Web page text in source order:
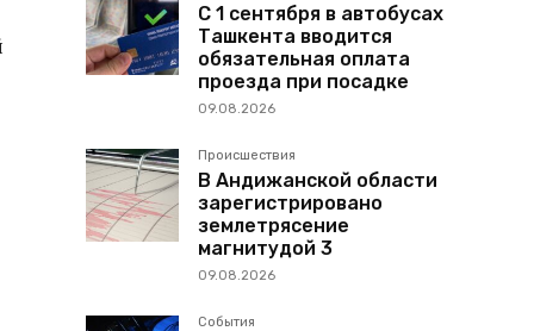
С 1 сентября в автобусах
Ташкента вводится
обязательная оплата
проезда при посадке
09.08.2026
Происшествия
В Андижанской области
зарегистрировано
землетрясение
магнитудой 3
09.08.2026
События